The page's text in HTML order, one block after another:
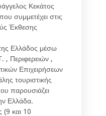
Κεκάτος
συμμετέχει στις
Έκθεσης
Ελλάδος μέσω
, Περιφερειών ,
Επιχειρήσεων
τουριστικής
παρουσιάζει
Ελλάδα.
(9 και 10